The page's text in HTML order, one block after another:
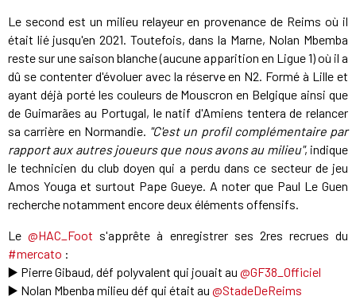
Le second est un milieu relayeur en provenance de Reims où il
était lié jusqu'en 2021. Toutefois, dans la Marne, Nolan Mbemba
reste sur une saison blanche (aucune apparition en Ligue 1) où il a
dû se contenter d'évoluer avec la réserve en N2. Formé à Lille et
ayant déjà porté les couleurs de Mouscron en Belgique ainsi que
de Guimarães au Portugal, le natif d'Amiens tentera de relancer
sa carrière en Normandie. "C'est un profil complémentaire par
rapport aux autres joueurs que nous avons au milieu", indique
le technicien du club doyen qui a perdu dans ce secteur de jeu
Amos Youga et surtout Pape Gueye. A noter que Paul Le Guen
recherche notamment encore deux éléments offensifs.
Le@HAC_Foot s'apprête à enregistrer ses 2res recrues du
#mercato :
▶️ Pierre Gibaud, déf polyvalent qui jouait au @GF38_Officiel
▶️ Nolan Mbenba milieu déf qui était au @StadeDeReims